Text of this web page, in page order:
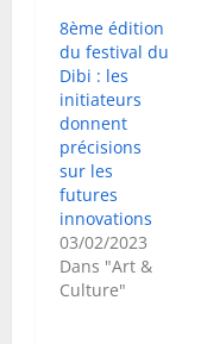
8ème édition
du festival du
Dibi : les
initiateurs
donnent
précisions
sur les
futures
innovations
03/02/2023
Dans "Art &
Culture"